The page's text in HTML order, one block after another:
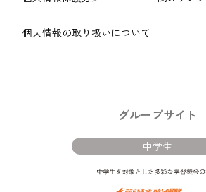
個人情報の取り扱いについて
グループサイト
中学生